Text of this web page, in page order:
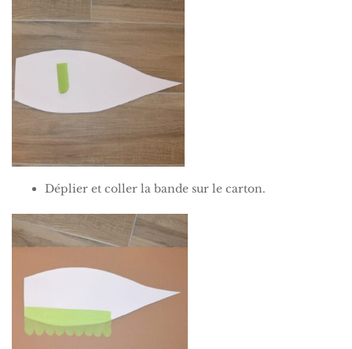
Déplier et coller la bande sur le carton.